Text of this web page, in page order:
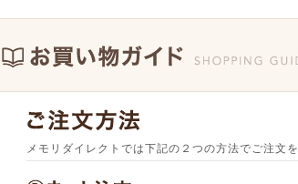
メモリダイレクトでは下記の２つの方法でご注文